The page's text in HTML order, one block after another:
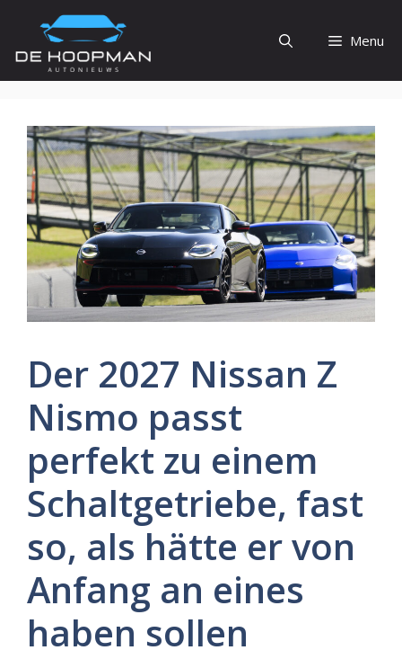
de
inhoud
Menu
Der 2027 Nissan Z
Nismo passt
perfekt zu einem
Schaltgetriebe, fast
so, als hätte er von
Anfang an eines
haben sollen